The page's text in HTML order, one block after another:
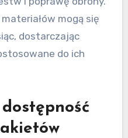
mogą się
dostarczając
do ich